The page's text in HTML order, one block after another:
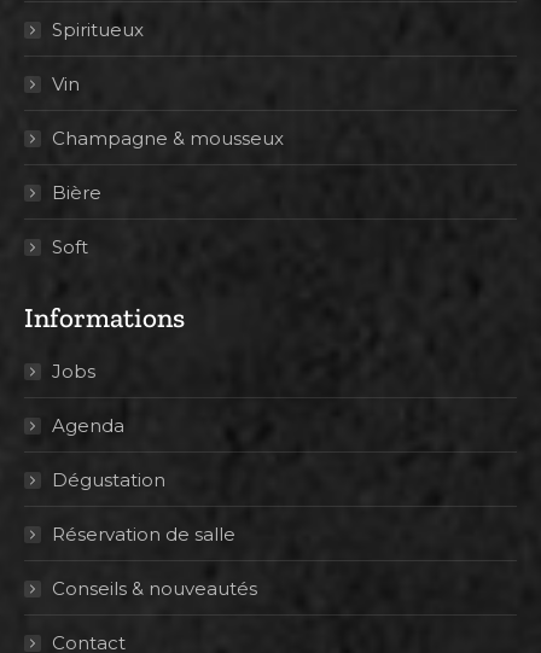
Spiritueux
Vin
Champagne & mousseux
Bière
Soft
Informations
Jobs
Agenda
Dégustation
Réservation de salle
Conseils & nouveautés
Contact